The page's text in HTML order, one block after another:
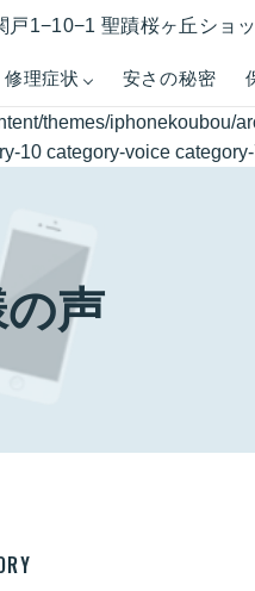
修理症状 安さの秘密
戸1−10−1 聖蹟桜ヶ丘ショ
themes/iphonekoubou/
10 category-voice
声